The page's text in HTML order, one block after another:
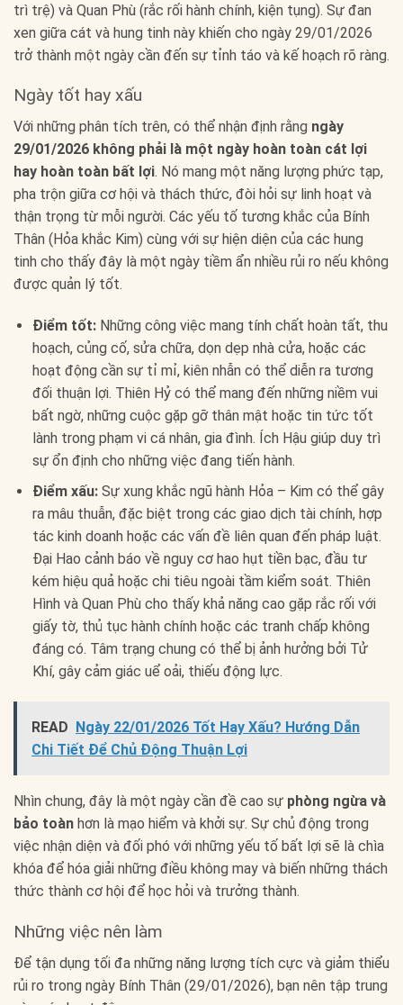
trì trệ) và Quan Phù (rắc rối hành chính, kiện tụng). Sự đan
xen giữa cát và hung tinh này khiến cho ngày 29/01/2026
trở thành một ngày cần đến sự tỉnh táo và kế hoạch rõ ràng.
Ngày tốt hay xấu
Với những phân tích trên, có thể nhận định rằng ngày
29/01/2026 không phải là một ngày hoàn toàn cát lợi
hay hoàn toàn bất lợi. Nó mang một năng lượng phức tạp,
pha trộn giữa cơ hội và thách thức, đòi hỏi sự linh hoạt và
thận trọng từ mỗi người. Các yếu tố tương khắc của Bính
Thân (Hỏa khắc Kim) cùng với sự hiện diện của các hung
tinh cho thấy đây là một ngày tiềm ẩn nhiều rủi ro nếu không
được quản lý tốt.
Điểm tốt:Những công việc mang tính chất hoàn tất, thu
hoạch, củng cố, sửa chữa, dọn dẹp nhà cửa, hoặc các
hoạt động cần sự tỉ mỉ, kiên nhẫn có thể diễn ra tương
đối thuận lợi. Thiên Hỷ có thể mang đến những niềm vui
bất ngờ, những cuộc gặp gỡ thân mật hoặc tin tức tốt
lành trong phạm vi cá nhân, gia đình. Ích Hậu giúp duy trì
sự ổn định cho những việc đang tiến hành.
Điểm xấu:Sự xung khắc ngũ hành Hỏa – Kim có thể gây
ra mâu thuẫn, đặc biệt trong các giao dịch tài chính, hợp
tác kinh doanh hoặc các vấn đề liên quan đến pháp luật.
Đại Hao cảnh báo về nguy cơ hao hụt tiền bạc, đầu tư
kém hiệu quả hoặc chi tiêu ngoài tầm kiểm soát. Thiên
Hình và Quan Phù cho thấy khả năng cao gặp rắc rối với
giấy tờ, thủ tục hành chính hoặc các tranh chấp không
đáng có. Tâm trạng chung có thể bị ảnh hưởng bởi Tử
Khí, gây cảm giác uể oải, thiếu động lực.
READ Ngày 22/01/2026 Tốt Hay Xấu? Hướng Dẫn
Chi Tiết Để Chủ Động Thuận Lợi
Nhìn chung, đây là một ngày cần đề cao sự phòng ngừa và
bảo toàn hơn là mạo hiểm và khởi sự. Sự chủ động trong
việc nhận diện và đối phó với những yếu tố bất lợi sẽ là chìa
khóa để hóa giải những điều không may và biến những thách
thức thành cơ hội để học hỏi và trưởng thành.
Những việc nên làm
Để tận dụng tối đa những năng lượng tích cực và giảm thiểu
rủi ro trong ngày Bính Thân (29/01/2026), bạn nên tập trung